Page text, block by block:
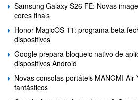
Samsung Galaxy S26 FE: Novas
cores finais
Honor MagicOS 11: programa beta
dispositivos
Google prepara bloqueio nativo de
dispositivos Android
Novas consolas portáteis MANGMI Air
fantásticos